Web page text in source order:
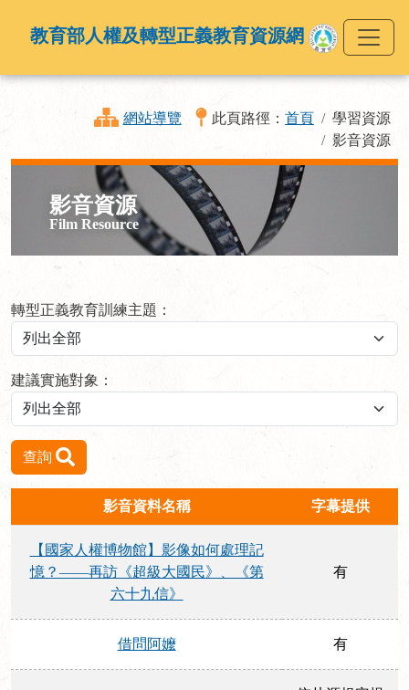
教育部人權及轉型正義教育資源網
網站導覽 此頁路徑： 首頁
學習資源
影音資源
影音資源
Film Resource
轉型正義教育訓練主題：
建議實施對象：
查詢
影音資料名稱 字幕提供
【國家人權博物館】影像如何處理記
憶？——再訪《超級大國民》、《第
六十九信》
有
借問阿嬤 有